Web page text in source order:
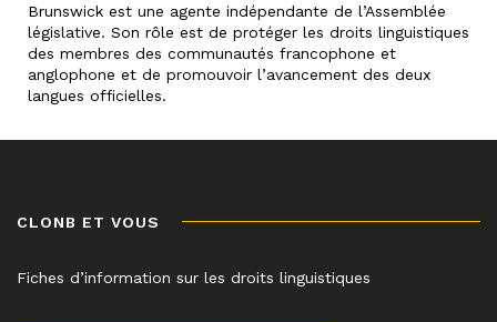
Brunswick est une agente indépendante de l’Assemblée
législative. Son rôle est de protéger les droits linguistiques
des membres des communautés francophone et
anglophone et de promouvoir l’avancement des deux
langues officielles.
CLONB ET VOUS
Fiches d’information sur les droits linguistiques